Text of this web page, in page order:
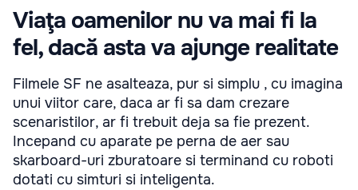
Viaţa oamenilor nu va mai fi la
fel, dacă asta va ajunge realitate
Filmele SF ne asalteaza, pur si simplu , cu imagina
unui viitor care, daca ar fi sa dam crezare
scenaristilor, ar fi trebuit deja sa fie prezent.
Incepand cu aparate pe perna de aer sau
skarboard-uri zburatoare si terminand cu roboti
dotati cu simturi si inteligenta.